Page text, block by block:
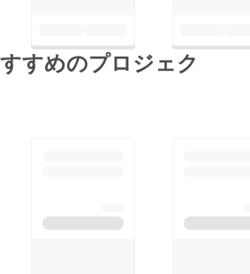
すめのプロジェク